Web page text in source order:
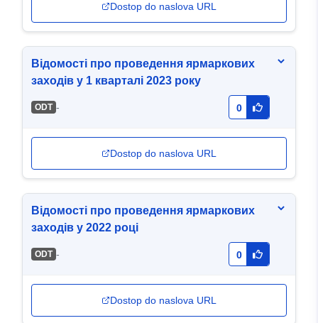
Dostop do naslova URL
Відомості про проведення ярмаркових
заходів у 1 кварталі 2023 року
ODT - 0
Dostop do naslova URL
Відомості про проведення ярмаркових
заходів у 2022 році
ODT - 0
Dostop do naslova URL